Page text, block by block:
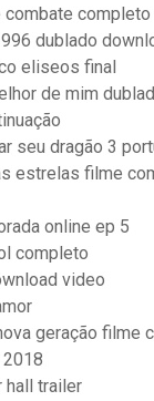
completo
dublado
eliseos final
de mim
seu dragão 3
estrelas filme
online ep 5
completo
video
geração filme
2018
hall trailer